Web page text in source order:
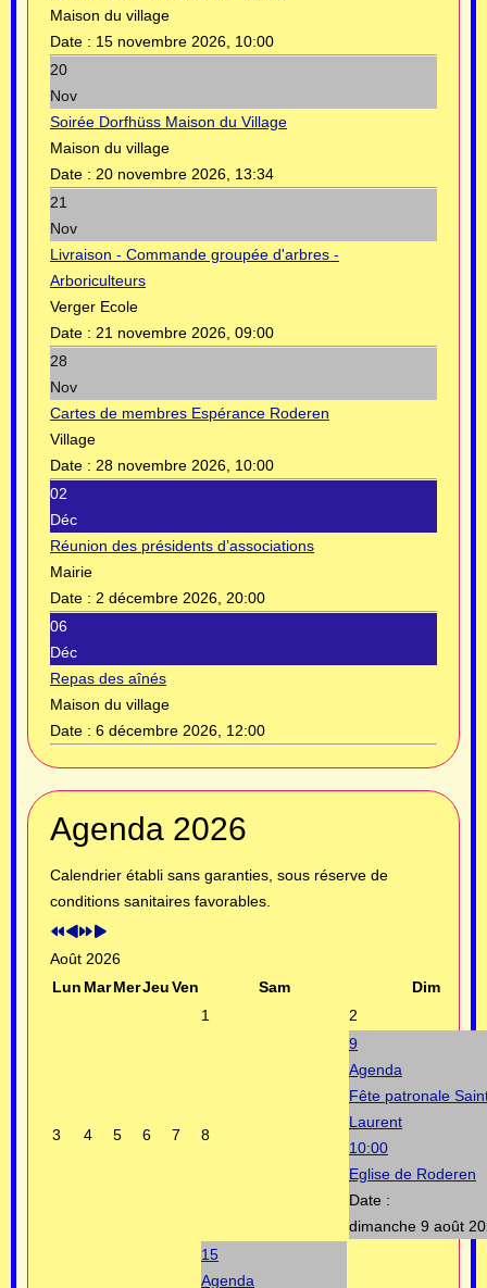
Maison du village
Date : 15 novembre 2026, 10:00
20
Nov
Soirée Dorfhüss Maison du Village
Maison du village
Date : 20 novembre 2026, 13:34
21
Nov
Livraison - Commande groupée d'arbres -
Arboriculteurs
Verger Ecole
Date : 21 novembre 2026, 09:00
28
Nov
Cartes de membres Espérance Roderen
Village
Date : 28 novembre 2026, 10:00
02
Déc
Réunion des présidents d’associations
Mairie
Date : 2 décembre 2026, 20:00
06
Déc
Repas des aînés
Maison du village
Date : 6 décembre 2026, 12:00
Agenda 2026
Calendrier établi sans garanties, sous réserve de
conditions sanitaires favorables.
Année
précédente
précédent
suivante
suivant
Août 2026
Lun MarMerJeuVen Sam
Dim
1
2
3 4 5 6 7 8
9
Agenda
Fête patronale
Laurent
10:00
Eglise de Roderen
Date :
dimanche 9 août
15
Agenda